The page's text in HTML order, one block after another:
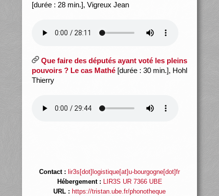
[durée : 28 min.], Vigreux Jean
Que faire des députés ayant voté les pleins
pouvoirs ? Le cas Mathé[durée : 30 min.], Hohl
Thierry
Contact : lir3s[dot]logistique[at]u-bourgogne[dot]fr
Hébergement : LIR3S UR 7366 UBE
URL : https://tristan.ube.fr/phonotheque